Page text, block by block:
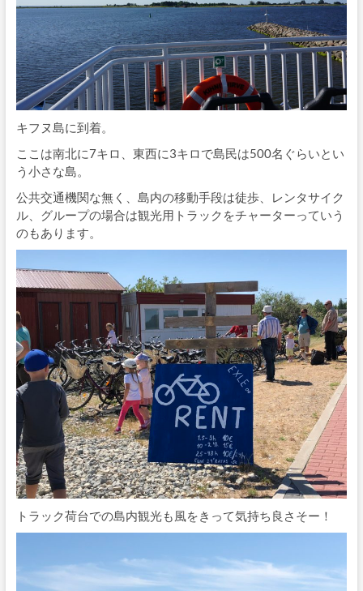
キフヌ島に到着。
ここは南北に7キロ、東西に3キロで島民は500名ぐらいとい
う小さな島。
公共交通機関な無く、島内の移動手段は徒歩、レンタサイク
ル、グループの場合は観光用トラックをチャーターっていう
のもあります。
トラック荷台での島内観光も風をきって気持ち良さそー！